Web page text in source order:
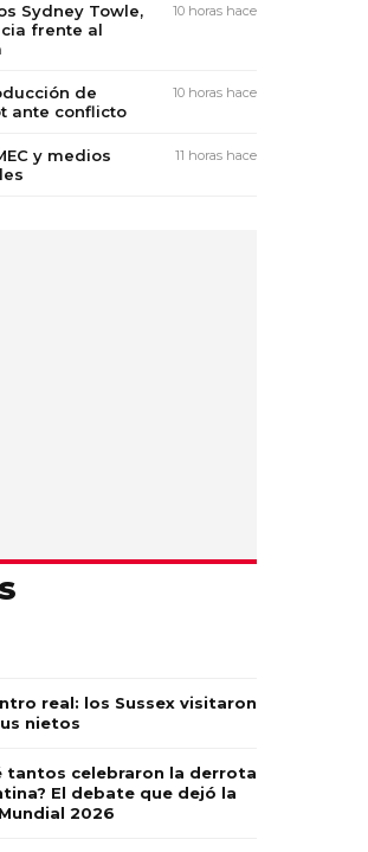
Sydney Towle,
frente al
10 horas hace
de
ante conflicto
10 horas hace
y medios
11 horas hace
real: los Sussex visitaron
nietos
tantos celebraron la derrota
El debate que dejó la
2026